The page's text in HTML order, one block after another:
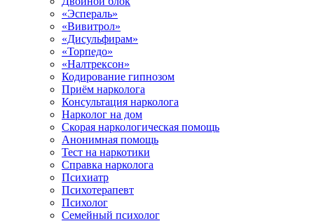
«Эспераль»
«Вивитрол»
«Дисульфирам»
«Торпедо»
«Налтрексон»
Кодирование гипнозом
Приём нарколога
Консультация нарколога
Нарколог на дом
Скорая наркологическая помощь
Анонимная помощь
Тест на наркотики
Справка нарколога
Психиатр
Психотерапевт
Психолог
Семейный психолог